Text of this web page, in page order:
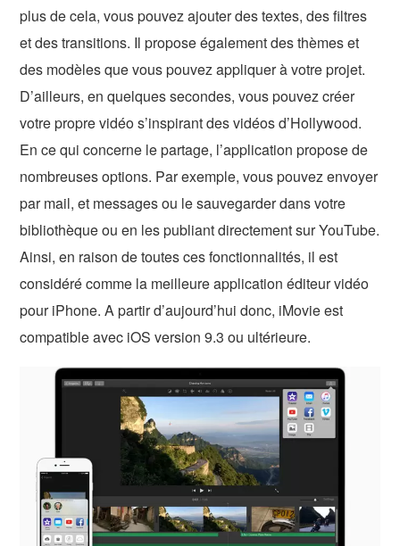
plus de cela, vous pouvez ajouter des textes, des filtres
et des transitions. Il propose également des thèmes et
des modèles que vous pouvez appliquer à votre projet.
D’ailleurs, en quelques secondes, vous pouvez créer
votre propre vidéo s’inspirant des vidéos d’Hollywood.
En ce qui concerne le partage, l’application propose de
nombreuses options. Par exemple, vous pouvez envoyer
par mail, et messages ou le sauvegarder dans votre
bibliothèque ou en les publiant directement sur YouTube.
Ainsi, en raison de toutes ces fonctionnalités, il est
considéré comme la meilleure application éditeur vidéo
pour iPhone. A partir d’aujourd’hui donc, iMovie est
compatible avec iOS version 9.3 ou ultérieure.